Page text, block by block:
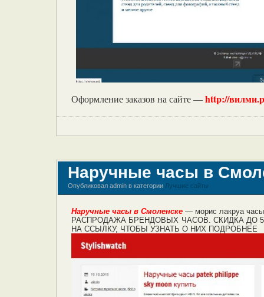
Оформление заказов на сайте —http://
Наручные часы в
Опубликовал admin в категории Лучшие сайты
Наручные часы в Смоленске — морис лакруа
РАСПРОДАЖА БРЕНДОВЫХ ЧАСОВ. СКИДКА ДО
НА ССЫЛКУ, ЧТОБЫ УЗНАТЬ О НИХ ПОДРОБНЕЕ